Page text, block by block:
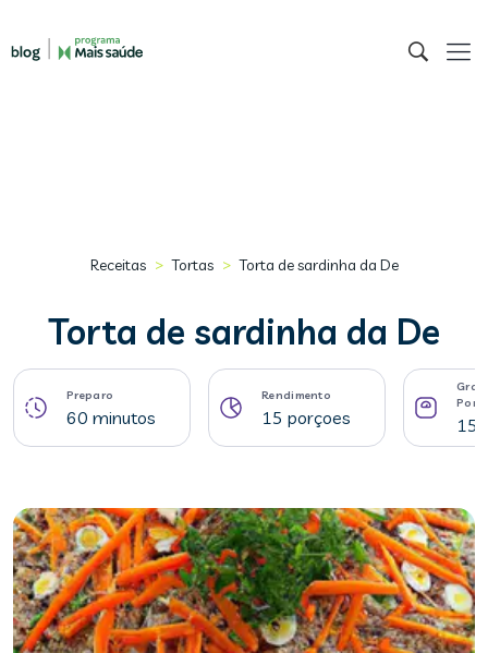
Receitas > Tortas > Torta de sardinha da De
Torta de sardinha da De
Preparo
60 minutos
Rendimento
15 porçoes